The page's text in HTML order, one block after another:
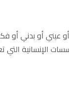
أو بدني أو
الإنسانية التي